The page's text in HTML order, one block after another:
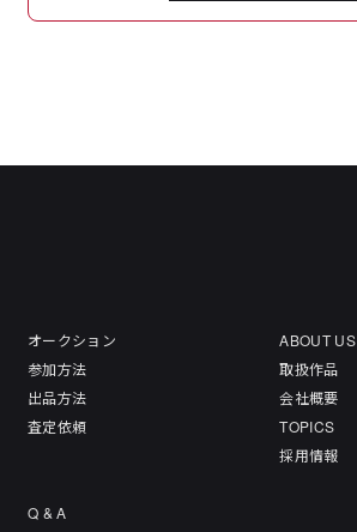
オークション
参加方法
出品方法
査定依頼
ABOUT US
取扱作品
会社概要
TOPICS
採用情報
Q & A